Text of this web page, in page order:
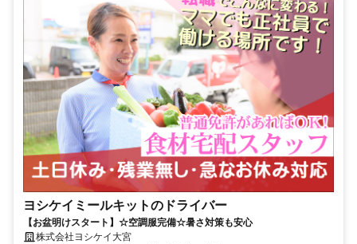
ヨシケイミールキットのドライバー
【お盆明けスタート】☆空調服完備☆暑さ対策も安心
株式会社ヨシケイ大宮